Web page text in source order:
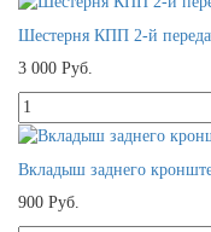
Шестерня КПП 2-й
3 000 Руб.
Вкладыш заднего
900 Руб.